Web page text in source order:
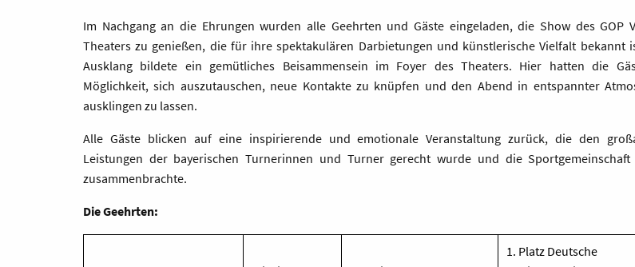
Im Nachgang an die Ehrungen wurden alle Geehrten und Gäste eingeladen, die Show des GOP
Theaters zu genießen, die für ihre spektakulären Darbietungen und künstlerische Vielfalt bekannt
Ausklang bildete ein gemütliches Beisammensein im Foyer des Theaters. Hier hatten die
Möglichkeit, sich auszutauschen, neue Kontakte zu knüpfen und den Abend in entspannter
ausklingen zu lassen.
Alle Gäste blicken auf eine inspirierende und emotionale Veranstaltung zurück, die den
Leistungen der bayerischen Turnerinnen und Turner gerecht wurde und die
zusammenbrachte.
Die Geehrten:
1. Platz Deutsche